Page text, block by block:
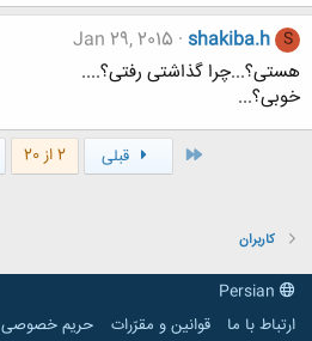
S
shakiba.h
Jan 29, 2015
هستی؟...چرا گذاشتی رفتی؟....
خوبی؟...
اول قبلی 2 از 20
کاربران
ارتباط با ما
قوانین و مقرّرات حریم خصوصی